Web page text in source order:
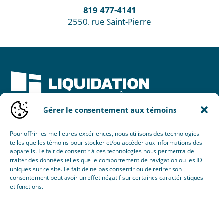
Gérer le consentement aux témoins
Pour offrir les meilleures expériences, nous utilisons des technologies
telles que les témoins pour stocker et/ou accéder aux informations des
appareils. Le fait de consentir à ces technologies nous permettra de
traiter des données telles que le comportement de navigation ou les ID
uniques sur ce site. Le fait de ne pas consentir ou de retirer son
consentement peut avoir un effet négatif sur certaines caractéristiques
et fonctions.
819 477-4141
2550, rue Saint-Pierre
Une initiative de :
© 2026 Nouvel Horizon Portes & Fenêtres Inc.